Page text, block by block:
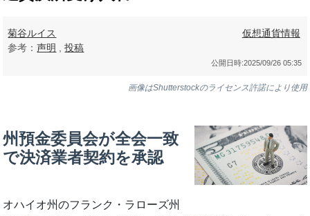
菊谷ルイス
参考：声明 ,投稿
仮想通貨情報
公開日時:2025/09/26 05:35
画像はShutterstockのライセンス許諾により使用
州預金委員会が全会一致
で決済業者契約を承認
オハイオ州のフランク・ラローズ州